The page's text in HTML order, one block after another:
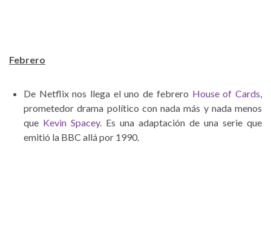
Febrero
De Netflix nos llega el uno de febrero House of Cards,
prometedor drama político con nada más y nada menos
que Kevin Spacey. Es una adaptación de una serie que
emitió la BBC allá por 1990.